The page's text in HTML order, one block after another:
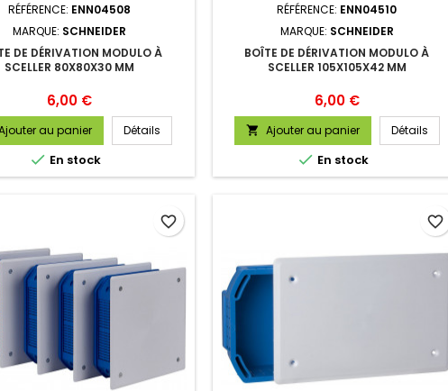
RÉFÉRENCE: ENN04508
MARQUE: SCHNEIDER
DE DÉRIVATION MODULO À
SCELLER 80X80X30 MM
Prix
6,00 €
au panier Détails
 En stock
RÉFÉRENCE: ENN04510
MARQUE: SCHNEIDER
BOÎTE DE DÉRIVATION MODULO À
SCELLER 105X105X42 MM
Prix
6,00 €
 Ajouter au panier Détails
 En stock
favorite_border favorite_border